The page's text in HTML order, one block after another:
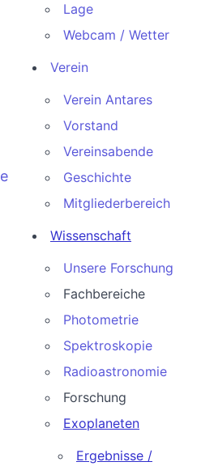
Lage
Webcam / Wetter
Verein
Verein Antares
Vorstand
Vereinsabende
Geschichte
Mitgliederbereich
Wissenschaft
Unsere Forschung
Fachbereiche
Photometrie
Spektroskopie
Radioastronomie
Forschung
Exoplaneten
Ergebnisse /